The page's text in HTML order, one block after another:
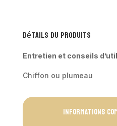
Détails du produits
Entretien et conseils
Chiffon ou plumeau
Informations